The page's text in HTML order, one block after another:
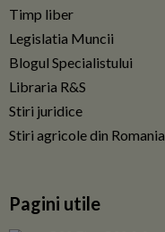
Timp liber
Legislatia Muncii
Blogul Specialistului
Libraria R&S
Stiri juridice
Stiri agricole din Romania
Pagini utile